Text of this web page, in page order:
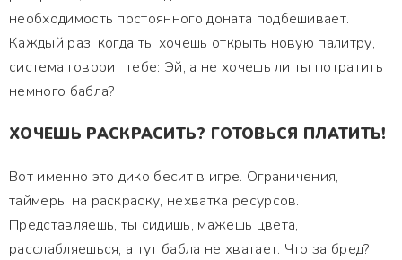
необходимость постоянного доната подбешивает.
Каждый раз, когда ты хочешь открыть новую палитру,
система говорит тебе: Эй, а не хочешь ли ты потратить
немного бабла?
ХОЧЕШЬ РАСКРАСИТЬ? ГОТОВЬСЯ ПЛАТИТЬ!
Вот именно это дико бесит в игре. Ограничения,
таймеры на раскраску, нехватка ресурсов.
Представляешь, ты сидишь, мажешь цвета,
расслабляешься, а тут бабла не хватает. Что за бред?